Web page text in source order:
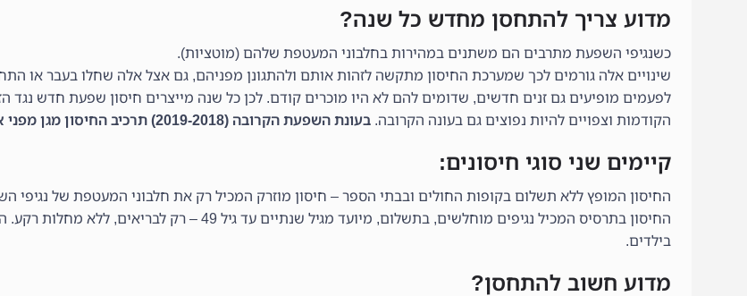
מדוע צריך להתחסן מחדש כל שנה?
כשנגיפי השפעת מתרבים הם משתנים במהירות בחלבוני המעטפת שלהם (מוטציות).
שינויים אלה גורמים לכך שמערכת החיסון מתקשה לזהות אותם ולהתגונן מפניהם, גם אצל אלה שחלו בעבר או
לפעמים מופיעים גם זנים חדשים, שדומים להם לא היו מוכרים קודם. לכן כל שנה מייצרים חיסון שפעת חדש נגד
הקודמות וצפויים להיות נפוצים גם בעונה הקרובה. בעונת השפעת הקרובה (2019-2018) תרכיב החיסון מגן מפני ארבעה זנים.
קיימים שני סוגי חיסונים:
החיסון המופץ ללא תשלום בקופות החולים ובבתי הספר – חיסון מוזרק המכיל רק את חלבוני המעטפת של נגיפי
החיסון בתרסיס המכיל נגיפים מוחלשים, בתשלום, מיועד מגיל שנתיים עד
בילדים.
מדוע חשוב להתחסן?